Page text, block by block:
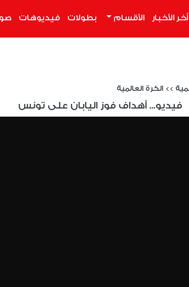
أخر الأخبار الأقسام بطولات فيديوهات
>> الكرة العالمية
فيديو... أهداف فوز اليابان على تونس